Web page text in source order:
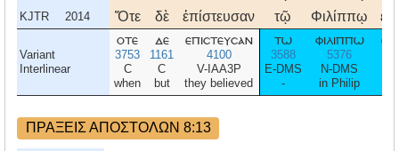
KJTR 2014 Ὅτε δὲ ἐπίστευσαν τῷ Φιλίππῳ
Variant
Interlinear
οτε
3753
C
when
δε
1161
C
but
επιστευσαν
4100
V-IAA3P
they believed
τω
3588
E-DMS
-
φιλιππω
5376
N-DMS
in Philip
ΠΡΑΞΕΙΣ ΑΠΟΣΤΟΛΩΝ 8:13